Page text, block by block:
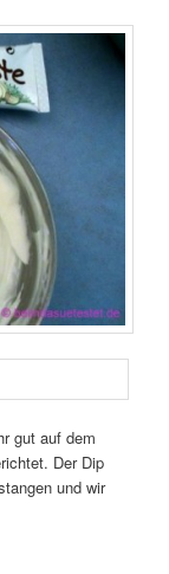
gut auf dem
Der Dip
und wir